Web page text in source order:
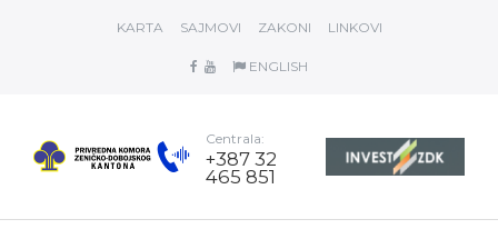
KARTA SAJMOVI ZAKONI LINKOVI
ENGLISH
Centrala:
+387 32
465 851